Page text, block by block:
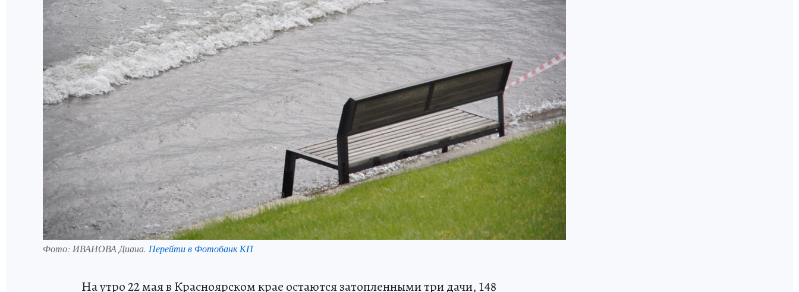
Фото: ИВАНОВА Диана. Перейти в Фотобанк КП
На утро 22 мая в Красноярском крае остаются затопленными три дачи, 148